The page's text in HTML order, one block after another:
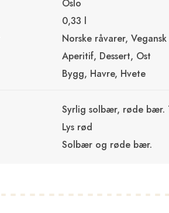
Oslo
0,33 l
Norske råvarer, Vegansk
Aperitif, Dessert, Ost
Bygg, Havre, Hvete
Syrlig solbær, røde bær.
Lys rød
Solbær og røde bær.